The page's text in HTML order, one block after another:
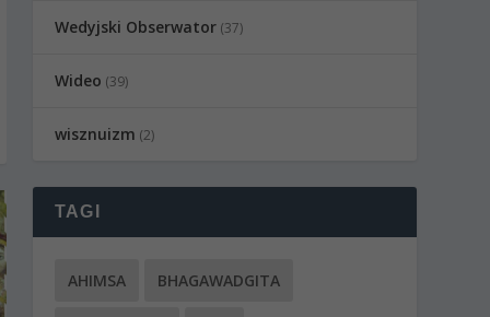
Wedyjski Obserwator(37)
Wideo (39)
wisznuizm (2)
TAGI
AHIMSA BHAGAWADGITA